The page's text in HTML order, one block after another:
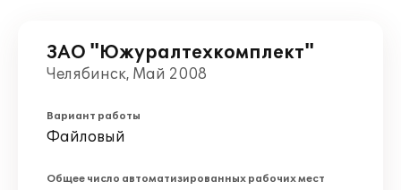
ЗАО "Южуралтехкомплект"
Челябинск, Май 2008
Вариант работы
Файловый
Общее число автоматизированных рабочих мест